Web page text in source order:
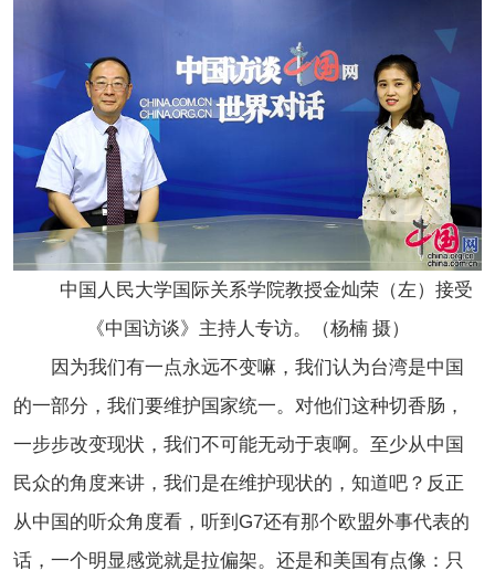
中国人民大学国际关系学院教授金灿荣（左）接受
《中国访谈》主持人专访。（杨楠 摄）
因为我们有一点永远不变嘛，我们认为台湾是中国
的一部分，我们要维护国家统一。对他们这种切香肠，
一步步改变现状，我们不可能无动于衷啊。至少从中国
民众的角度来讲，我们是在维护现状的，知道吧？反正
从中国的听众角度看，听到G7还有那个欧盟外事代表的
话，一个明显感觉就是拉偏架。还是和美国有点像：只